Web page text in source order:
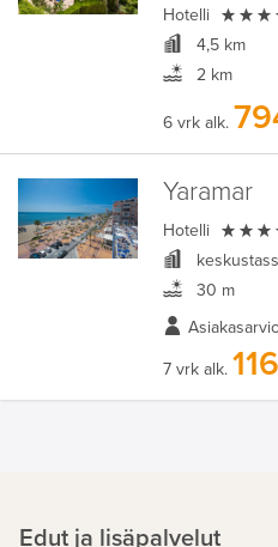
Hotelli
4,5 km
2 km
6 vrk alk.
Yaramar
Hotelli
30 m
7 vrk alk.
Edut ja lisäpalvelut